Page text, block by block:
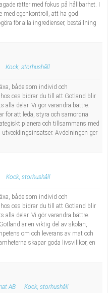
rätter med fokus på hållbarhet. I
egenkontroll, att ha god
för alla ingredienser, beställning
Kock, storhushåll
både som individ och
oss bidrar du till att Gotland blir
alla delar. Vi gör varandra bättre.
för att leda, styra och samordna
planera och tillsammans med
Avdelningen ger
Kock, storhushåll
både som individ och
oss bidrar du till att Gotland blir
alla delar. Vi gör varandra bättre.
är en viktig del av skolan,
om och leverans av mat och
skapar goda livsvillkor, en
AB Kock, storhushåll